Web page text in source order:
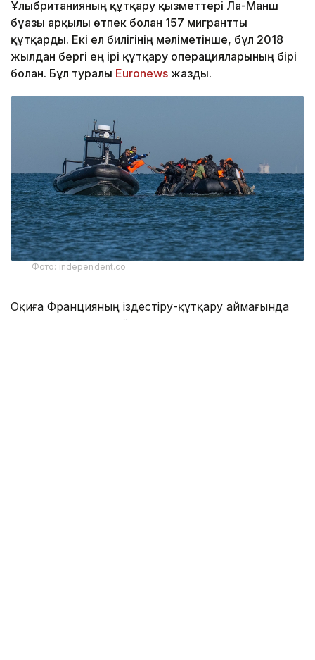
Ұлыбританияның құтқару қызметтері Ла-Манш
бұғазы арқылы өтпек болған 157 мигрантты
құтқарды. Екі ел билігінің мәліметінше, бұл 2018
жылдан бергі ең ірі құтқару операцияларының бірі
болған. Бұл туралы Еuronews жазды.
Фото: independent.co
Оқиға Францияның іздестіру-құтқару аймағында
болған. Үрлемелі қайықтың қозғалтқышы өртеніп,